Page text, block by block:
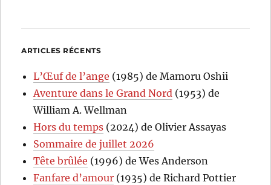
ARTICLES RÉCENTS
L’Œuf de l’ange (1985) de Mamoru Oshii
Aventure dans le Grand Nord (1953) de
William A. Wellman
Hors du temps (2024) de Olivier Assayas
Sommaire de juillet 2026
Tête brûlée (1996) de Wes Anderson
Fanfare d’amour (1935) de Richard Pottier